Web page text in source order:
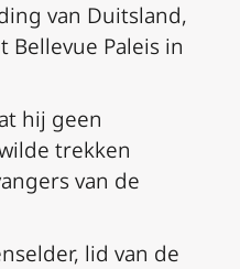
van Duitsland,
Paleis in
hij geen
trekken
van de
lid van de